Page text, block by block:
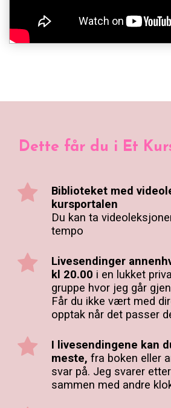
Dette får du i Et
Biblioteket med
kursportalen
Du kan ta
tempo
Livesendinger
kl 20.00 i en lukket
gruppe hvor jeg går
Får du ikke vært med
opptak når det passer
I livesendingene kan
meste, fra boken eller
svar på. Jeg svarer
sammen med andre